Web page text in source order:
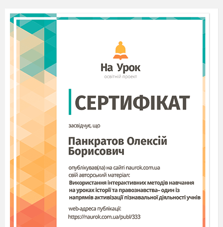
зім’ятим папером робимо фактурні відтиски
для зображення хмаринок. Зараз ми
підготуємо фарбу для малювання майбутніх
дерев. Розводимо зелену фарбу на палітрі і
знову зім’ятим папером робимо відтиски
форми дерев. Потім можна добавити оранжеву
та жовту фарбу, так як ми малюємо осінь.
Тепер ми можемо взяти пензлик і домалювати
окремі деталі.
Ось і намалювали ми пейзаж. Я
впевнена, жоден
не залишився байдужим до
цієї техніки малювання. І кожна ваша робота є
окремим шедевром. Спробуйте цією технікою
попрацювати вдома, створити орнаментальний
малюнок чи пейзаж іншої пори року. Не